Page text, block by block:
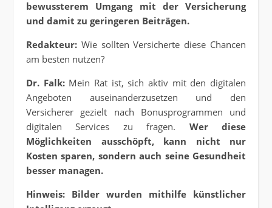
bewussterem Umgang mit der Versicherung
und damit zu geringeren Beiträgen.
Redakteur: Wie sollten Versicherte diese Chancen
am besten nutzen?
Dr. Falk:Mein Rat ist, sich aktiv mit den digitalen
Angeboten auseinanderzusetzen und den
Versicherer gezielt nach Bonusprogrammen und
digitalen Services zu fragen. Wer diese
Möglichkeiten ausschöpft, kann nicht nur
Kosten sparen, sondern auch seine Gesundheit
besser managen.
Hinweis: Bilder wurden mithilfe künstlicher